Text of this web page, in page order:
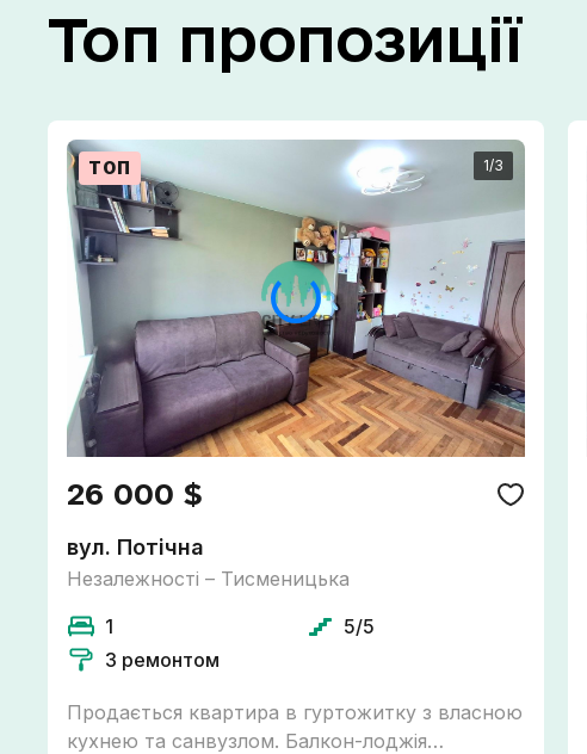
Топ пропозиції
ТОП 1/3
26 000 $
вул. Потічна
Незалежності – Тисменицька
1
5/5
З ремонтом
Продається квартира в гуртожитку з власною
кухнею та санвузлом. Балкон-лоджія